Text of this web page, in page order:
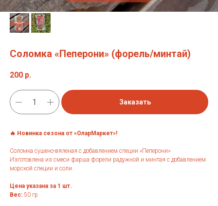
Соломка «Пеперони» (форель/минтай)
200 р.
Заказать
🔥 Новинка сезона от «ОларМаркет»!
Соломка сушено-вяленая с добавлением специи «Пеперони»
Изготовлена из смеси фарша форели радужной и минтая с добавлением
морской специи и соли.
Цена указана за 1 шт.
Вес: 50 гр